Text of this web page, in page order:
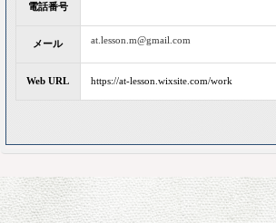
電話番号
メール at.lesson.m@gmail.com
Web URL https://at-lesson.wixsite.com/work